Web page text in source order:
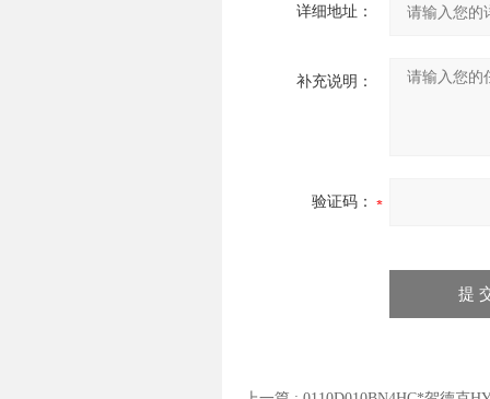
详细地址：
补充说明：
验证码：